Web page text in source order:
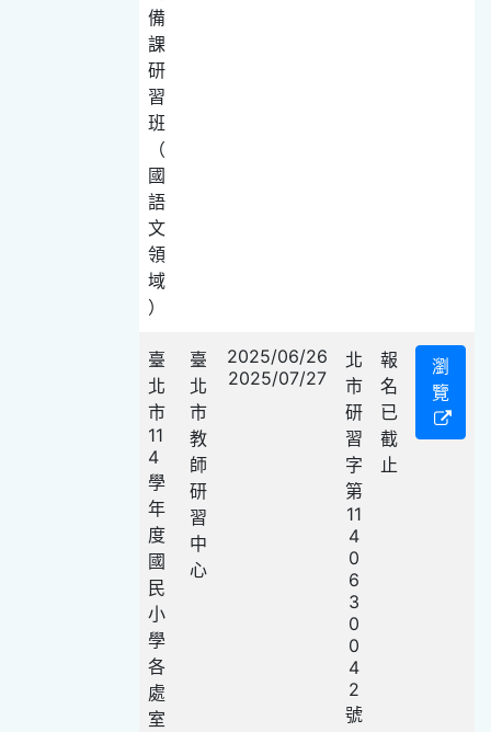
備
課
研
習
班
（
國
語
文
領
域
）
臺
北
市
11
4
學
年
度
國
民
小
學
各
處
室
臺
北
市
教
師
研
習
中
心
2025/06/26
2025/07/27
北
市
研
習
字
第
11
4
0
6
3
0
0
4
2
號
報
名
已
截
止
瀏
覽